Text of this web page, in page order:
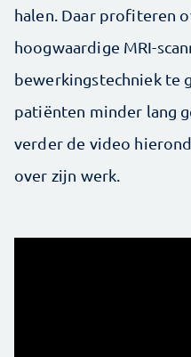
halen. Daar profiteren
hoogwaardige MRI-
bewerkingstechniek te
patiënten minder lang
verder de video
over zijn werk.